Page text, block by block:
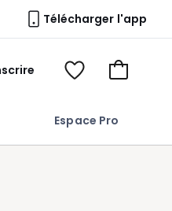
Télécharger l'app
Espace Pro
Voir
Voir